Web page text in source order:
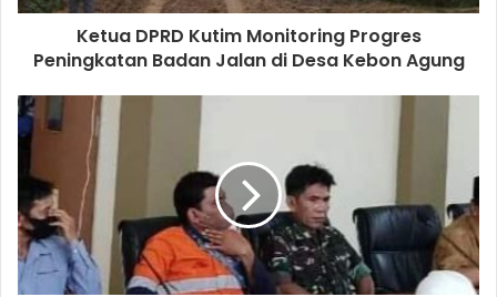
Ketua DPRD Kutim Monitoring Progres
Peningkatan Badan Jalan di Desa Kebon Agung